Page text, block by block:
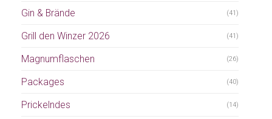
Gin & Brände (41)
Grill den Winzer 2026 (41)
Magnumflaschen (26)
Packages (40)
Prickelndes (14)